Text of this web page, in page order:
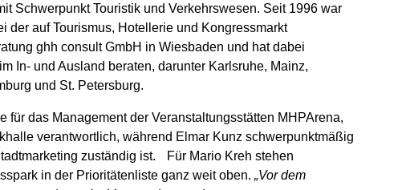
Schwerpunkt Touristik und Verkehrswesen. Seit 1996 war
der auf Tourismus, Hotellerie und Kongressmarkt
ghh consult GmbH in Wiesbaden und hat dabei
In- und Ausland beraten, darunter Karlsruhe, Mainz,
und St. Petersburg.
für das Management der Veranstaltungsstätten MHPArena,
verantwortlich, während Elmar Kunz schwerpunktmäßig
zuständig ist. Für Mario Kreh stehen
in der Prioritätenliste ganz weit oben. „Vor dem